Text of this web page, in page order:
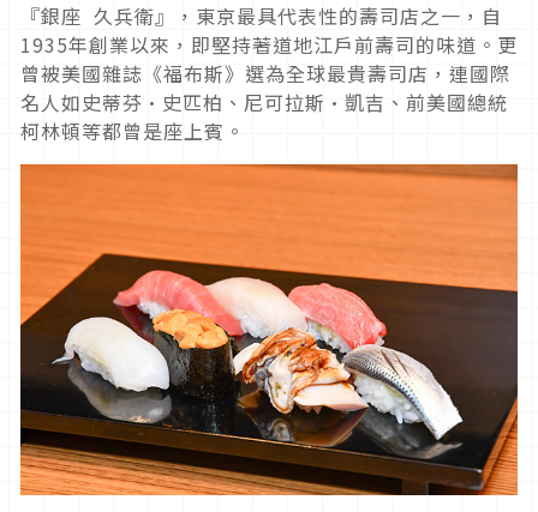
『銀座 久兵衛』，東京最具代表性的壽司店之一，自
1935年創業以來，即堅持著道地江戶前壽司的味道。更
曾被美國雜誌《福布斯》選為全球最貴壽司店，連國際
名人如史蒂芬·史匹柏、尼可拉斯·凱吉、前美國總統
柯林頓等都曾是座上賓。